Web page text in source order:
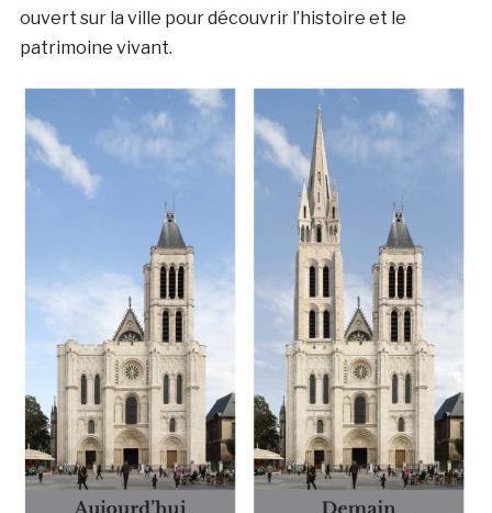
ouvert sur la ville pour découvrir l’histoire et le
patrimoine vivant.